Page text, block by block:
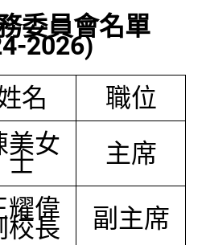
委員會名單
2026)
名
職位
美女
士 主席
耀偉
校長 副主席